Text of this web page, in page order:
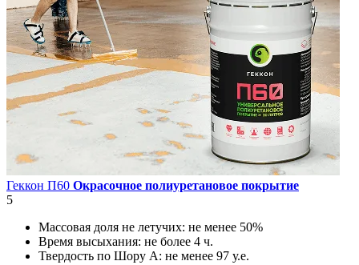
Геккон П60 Окрасочное полиуретановое покрытие
5
Массовая доля не летучих: не менее 50%
Время высыхания: не более 4 ч.
Твердость по Шору А: не менее 97 у.е.